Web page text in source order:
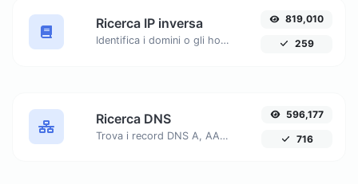
Ricerca IP inversa
Identifica i domini o gli host associati a un indirizzo IP specifico. Ottieni informazioni dettagliate sull'host connesso a un dato IP.
819,010
259
Ricerca DNS
Trova i record DNS A, AAAA, CNAME, MX, NS, TXT, SOA di un host.
596,177
716